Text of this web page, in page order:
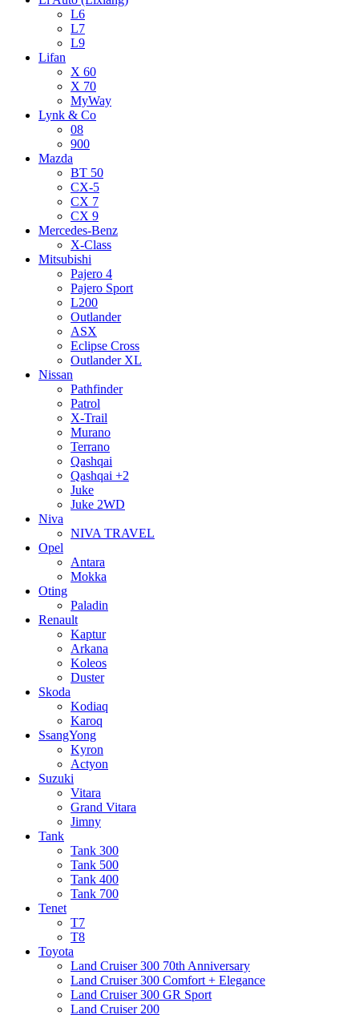
L6
L7
L9
Lifan
X 60
X 70
MyWay
Lynk & Co
08
900
Mazda
BT 50
CX-5
CX 7
CX 9
Mercedes-Benz
X-Class
Mitsubishi
Pajero 4
Pajero Sport
L200
Outlander
ASX
Eclipse Cross
Outlander XL
Nissan
Pathfinder
Patrol
X-Trail
Murano
Terrano
Qashqai
Qashqai +2
Juke
Juke 2WD
Niva
NIVA TRAVEL
Opel
Antara
Mokka
Oting
Paladin
Renault
Kaptur
Arkana
Koleos
Duster
Skoda
Kodiaq
Karoq
SsangYong
Kyron
Actyon
Suzuki
Vitara
Grand Vitara
Jimny
Tank
Tank 300
Tank 500
Tank 400
Tank 700
Tenet
T7
T8
Toyota
Land Cruiser 300 70th Anniversary
Land Cruiser 300 Comfort + Elegance
Land Cruiser 300 GR Sport
Land Cruiser 200